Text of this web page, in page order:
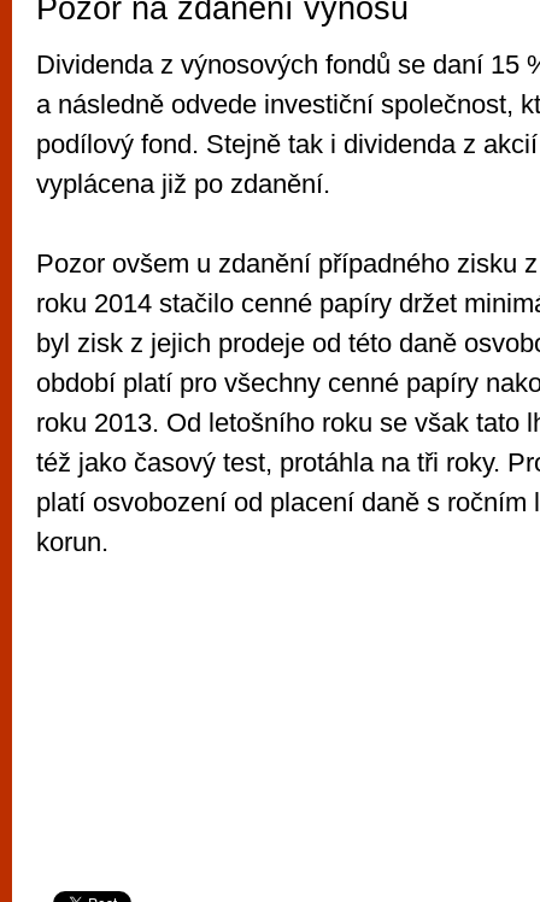
Pozor na zdanění výnosů
Dividenda z výnosových fondů se daní 15
a následně odvede investiční společnost,
podílový fond. Stejně tak i dividenda z
vyplácena již po zdanění.
Pozor ovšem u zdanění případného zisku
roku 2014 stačilo cenné papíry držet
byl zisk z jejich prodeje od této daně
období platí pro všechny cenné papíry
roku 2013. Od letošního roku se však tato
též jako časový test, protáhla na tři roky.
platí osvobození od placení daně s ročním
korun.